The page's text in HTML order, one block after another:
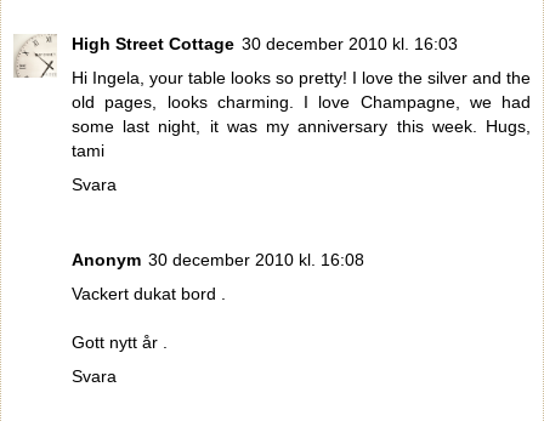
High Street Cottage 30 december 2010 kl. 16:03
Hi Ingela, your table looks so pretty! I love the silver and the
old pages, looks charming. I love Champagne, we had
some last night, it was my anniversary this week. Hugs,
tami
Svara
Anonym 30 december 2010 kl. 16:08
Vackert dukat bord .
Gott nytt år .
Svara